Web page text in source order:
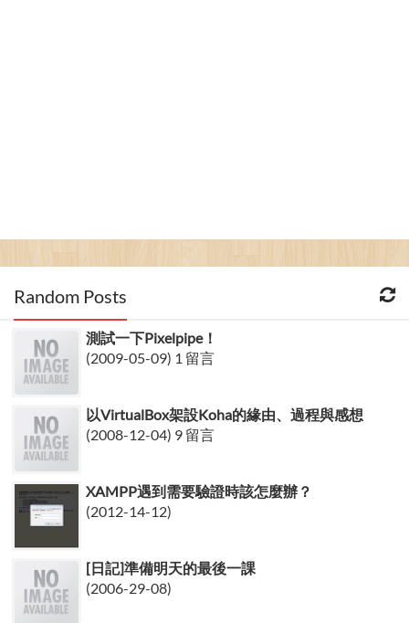
Random Posts
測試一下Pixelpipe！
(2009-05-09) 1 留言
以VirtualBox架設Koha的緣由、過程與感想
(2008-12-04) 9 留言
XAMPP遇到需要驗證時該怎麼辦？
(2012-14-12)
[日記]準備明天的最後一課
(2006-29-08)